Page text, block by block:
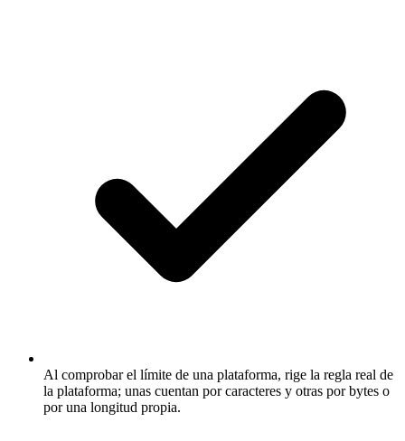
Al comprobar el límite de una plataforma, rige la regla real de
la plataforma; unas cuentan por caracteres y otras por bytes o
por una longitud propia.